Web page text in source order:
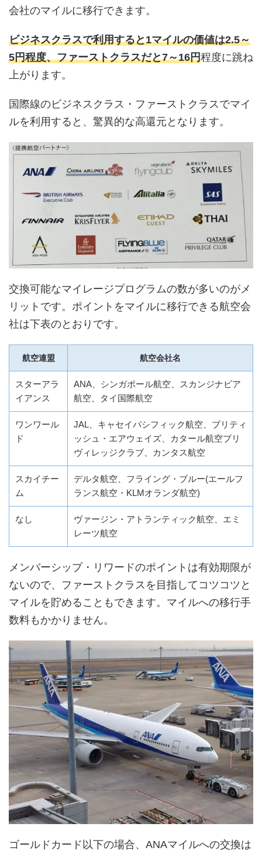
会社のマイルに移行できます。
ビジネスクラスで利用すると1マイルの価値は2.5～
5円程度、ファーストクラスだと7～16円程度に跳ね
上がります。
国際線のビジネスクラス・ファーストクラスでマイ
ルを利用すると、驚異的な高還元となります。
交換可能なマイレージプログラムの数が多いのがメ
リットです。ポイントをマイルに移行できる航空会
社は下表のとおりです。
航空連盟 航空会社名
スターアラ
イアンス
ANA、シンガポール航空、スカンジナビア
航空、タイ国際航空
ワンワール
ド
JAL、キャセイパシフィック航空、ブリティ
ッシュ・エアウェイズ、カタール航空プリ
ヴィレッジクラブ、カンタス航空
スカイチー
ム
デルタ航空、フライング・ブルー(エールフ
ランス航空・KLMオランダ航空)
なし
ヴァージン・アトランティック航空、エミ
レーツ航空
メンバーシップ・リワードのポイントは有効期限が
ないので、ファーストクラスを目指してコツコツと
マイルを貯めることもできます。マイルへの移行手
数料もかかりません。
ゴールドカード以下の場合、ANAマイルへの交換は